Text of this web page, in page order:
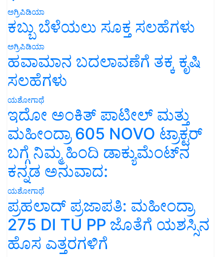
ಅಗ್ರಿಪಿಡಿಯಾ
ಕಬ್ಬು ಬೆಳೆಯಲು ಸೂಕ್ತ ಸಲಹೆಗಳು
ಅಗ್ರಿಪಿಡಿಯಾ
ಹವಾಮಾನ ಬದಲಾವಣೆಗೆ ತಕ್ಕ ಕೃಷಿ
ಸಲಹೆಗಳು
ಯಶೋಗಾಥೆ
ಇದೋ ಅಂಕಿತ್ ಪಾಟೀಲ್ ಮತ್ತು
ಮಹೀಂದ್ರಾ 605 NOVO ಟ್ರಾಕ್ಟರ್
ಬಗ್ಗೆ ನಿಮ್ಮ ಹಿಂದಿ ಡಾಕ್ಯುಮೆಂಟ್‌ನ
ಕನ್ನಡ ಅನುವಾದ:
ಯಶೋಗಾಥೆ
ಪ್ರಹಲಾದ್ ಪ್ರಜಾಪತಿ: ಮಹೀಂದ್ರಾ
275 DI TU PP ಜೊತೆಗೆ ಯಶಸ್ಸಿನ
ಹೊಸ ಎತ್ತರಗಳಿಗೆ